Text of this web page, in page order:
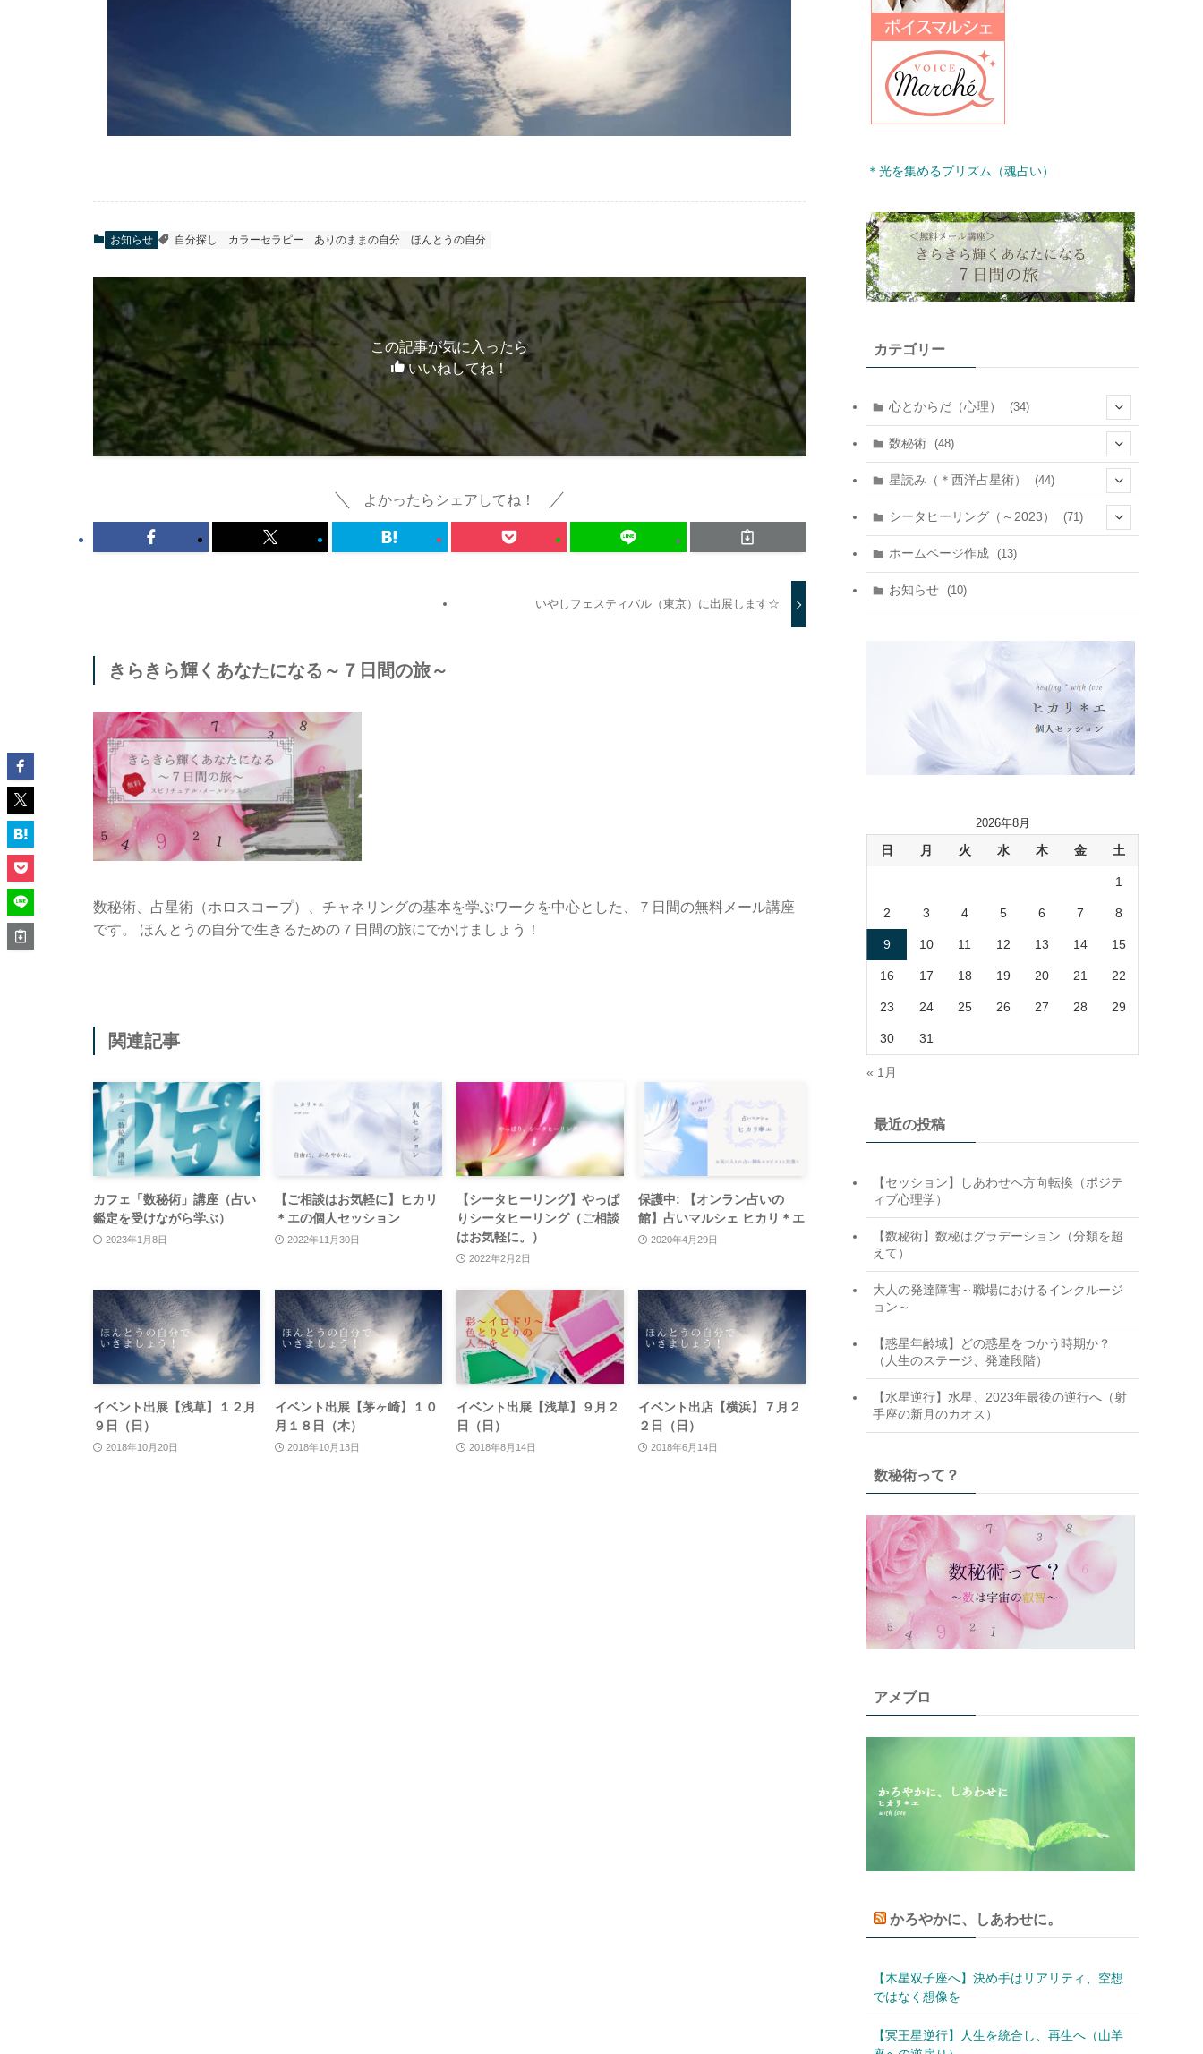
お知らせ 自分探し カラーセラピー ありのままの自分 ほんとうの自分
この記事が気に入ったら
いいねしてね！
よかったらシェアしてね！
いやしフェスティバル（東京）に出展します☆
きらきら輝くあなたになる～７日間の旅～
数秘術、占星術（ホロスコープ）、チャネリングの基本を学ぶワークを中心とした、７日間の無料メール講座
です。 ほんとうの自分で生きるための７日間の旅にでかけましょう！
関連記事
カフェ「数秘術」講座（占い
鑑定を受けながら学ぶ）
2023年1月8日
【ご相談はお気軽に】ヒカリ
＊エの個人セッション
2022年11月30日
【シータヒーリング】やっぱ
りシータヒーリング（ご相談
はお気軽に。）
2022年2月2日
保護中: 【オンラン占いの
館】占いマルシェ ヒカリ＊エ
2020年4月29日
イベント出展【浅草】１２月
９日（日）
2018年10月20日
イベント出展【茅ヶ崎】１０
月１８日（木）
2018年10月13日
イベント出展【浅草】９月２
日（日）
2018年8月14日
イベント出店【横浜】７月２
２日（日）
2018年6月14日
＊光を集めるプリズム（魂占い）
カテゴリー
心とからだ（心理） (34)
(1)
(1)
(22)
(11)
(7)
(4)
(1)
(7)
数秘術 (48)
(11)
(10)
(15)
星読み（＊西洋占星術） (44)
(11)
(8)
シータヒーリング（～2023） (71)
(14)
(18)
ホームページ作成 (13)
お知らせ (10)
2026年8月
日 月 火 水 木 金 土
1
2 3 4 5 6 7 8
9 10 11 12 13 14 15
16 17 18 19 20 21 22
23 24 25 26 27 28 29
30 31
« 1月
最近の投稿
【セッション】しあわせへ方向転換（ポジテ
ィブ心理学）
【数秘術】数秘はグラデーション（分類を超
えて）
大人の発達障害～職場におけるインクルージ
ョン～
【惑星年齢域】どの惑星をつかう時期か？
（人生のステージ、発達段階）
【水星逆行】水星、2023年最後の逆行へ（射
手座の新月のカオス）
数秘術って？
アメブロ
かろやかに、しあわせに。
【木星双子座へ】決め手はリアリティ、空想
ではなく想像を
【冥王星逆行】人生を統合し、再生へ（山羊